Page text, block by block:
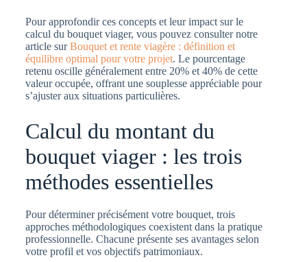
Pour approfondir ces concepts et leur impact sur le
calcul du bouquet viager, vous pouvez consulter notre
article surBouquet et rente viagère : définition et
équilibre optimal pour votre projet. Le pourcentage
retenu oscille généralement entre 20% et 40% de cette
valeur occupée, offrant une souplesse appréciable pour
s’ajuster aux situations particulières.
Calcul du montant du
bouquet viager : les trois
méthodes essentielles
Pour déterminer précisément votre bouquet, trois
approches méthodologiques coexistent dans la pratique
professionnelle. Chacune présente ses avantages selon
votre profil et vos objectifs patrimoniaux.